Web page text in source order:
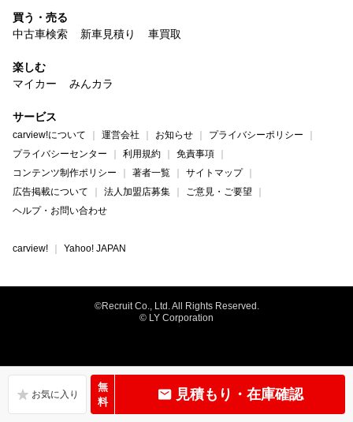
無
料
見積もり・在庫確認
買う・売る
中古車検索
新車見積り 車買取
楽しむ
マイカー
みんカラ
サービス
carview!について 運営会社 お知らせ
プライバシーポリシー
プライバシーセンター
利用規約
免責事項
コンテンツ制作ポリシー
著者一覧
サイトマップ
広告掲載について
法人加盟店募集
ご意見・ご要望
ヘルプ・お問い合わせ
carview! Yahoo! JAPAN
©Recruit Co., Ltd. All Rights Reserved.
© LY Corporation